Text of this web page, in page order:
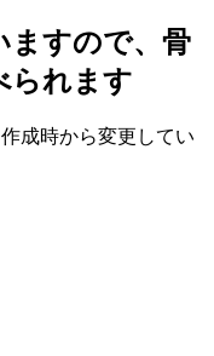
ますので、骨
られます
成時から変更してい